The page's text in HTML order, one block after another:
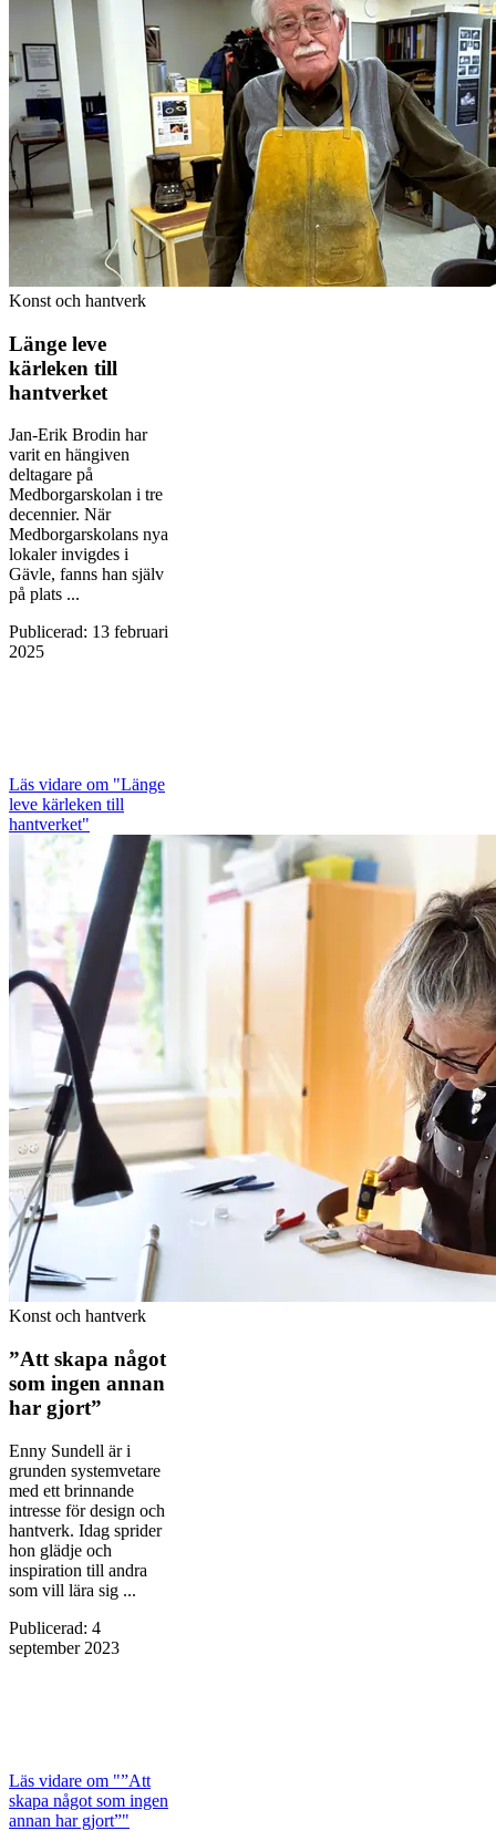
Konst och hantverk
Länge leve
kärleken till
hantverket
Jan-Erik Brodin har
varit en hängiven
deltagare på
Medborgarskolan i tre
decennier. När
Medborgarskolans nya
lokaler invigdes i
Gävle, fanns han själv
på plats ...
Publicerad: 13 februari
2025
Läs vidare om "Länge
leve kärleken till
hantverket"
Konst och hantverk
”Att skapa något
som ingen annan
har gjort”
Enny Sundell är i
grunden systemvetare
med ett brinnande
intresse för design och
hantverk. Idag sprider
hon glädje och
inspiration till andra
som vill lära sig ...
Publicerad: 4
september 2023
Läs vidare om "”Att
skapa något som ingen
annan har gjort”"